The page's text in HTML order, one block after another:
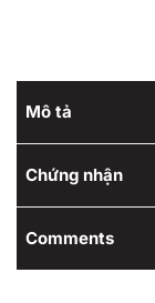
Mô tả
Chứng nhận
Comments